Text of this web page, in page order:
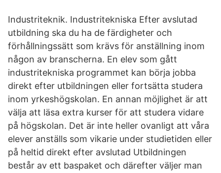
Industriteknik. Industritekniska Efter avslutad
utbildning ska du ha de färdigheter och
förhållningssätt som krävs för anställning inom
någon av branscherna. En elev som gått
industritekniska programmet kan börja jobba
direkt efter utbildningen eller fortsätta studera
inom yrkeshögskolan. En annan möjlighet är att
välja att läsa extra kurser för att studera vidare
på högskolan. Det är inte heller ovanligt att våra
elever anställs som vikarie under studietiden eller
på heltid direkt efter avslutad Utbildningen
består av ett baspaket och därefter väljer man